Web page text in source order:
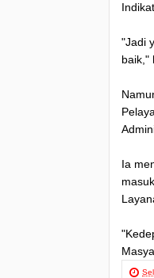
"Jadi
baik,"
Ia